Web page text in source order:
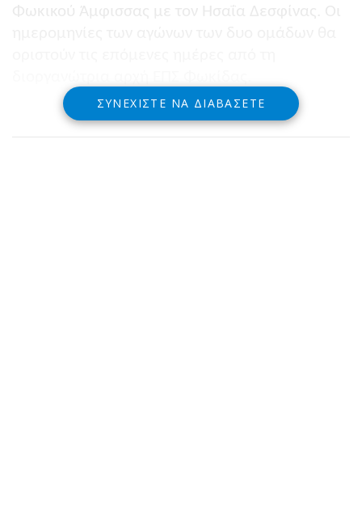
ΣΥΝΕΧΊΣΤΕ ΝΑ ΔΙΑΒΆΣΕΤΕ